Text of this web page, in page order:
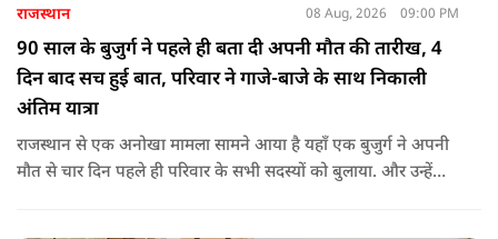
राजस्थान 08 Aug, 2026 09:00 PM
90 साल के बुजुर्ग ने पहले ही बता दी अपनी मौत की तारीख, 4
दिन बाद सच हुई बात, परिवार ने गाजे-बाजे के साथ निकाली
अंतिम यात्रा
राजस्थान से एक अनोखा मामला सामने आया है यहाँ एक बुजुर्ग ने अपनी
मौत से चार दिन पहले ही परिवार के सभी सदस्यों को बुलाया. और उन्हें